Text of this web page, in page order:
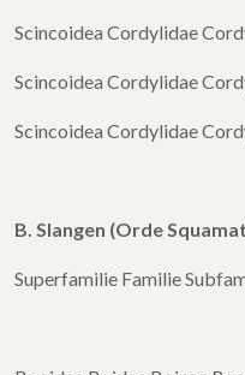
Scincoidea Cordylidae
Scincoidea Cordylidae
Scincoidea Cordylidae
B. Slangen (Orde
Superfamilie Familie